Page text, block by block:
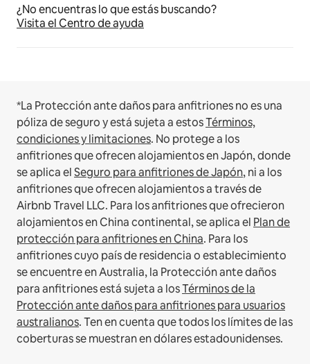
¿No encuentras lo que estás buscando?
Visita el Centro de ayuda
*La Protección ante daños para anfitriones no es una
póliza de seguro y está sujeta a estosTérminos,
condiciones y limitaciones. No protege a los
anfitriones que ofrecen alojamientos en Japón, donde
se aplica elSeguro para anfitriones de Japón, ni a los
anfitriones que ofrecen alojamientos a través de
Airbnb Travel LLC. Para los anfitriones que ofrecieron
alojamientos en China continental, se aplica el Plan de
protección para anfitriones en China. Para los
anfitriones cuyo país de residencia o establecimiento
se encuentre en Australia, la Protección ante daños
para anfitriones está sujeta a losTérminos de la
Protección ante daños para anfitriones para usuarios
australianos. Ten en cuenta que todos los límites de las
coberturas se muestran en dólares estadounidenses.